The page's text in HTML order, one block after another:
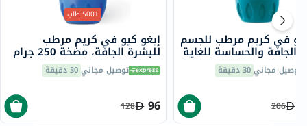
+500 طلب
إيغو كيو في كريم مرطب
للبشرة الجافة، مضخة 250 جرام
توصيل مجاني 30 دقيقة
96
128
في كريم مرطب للجسم
الجافة والحساسة للغاية
توصيل مجاني30 دقيقة
206